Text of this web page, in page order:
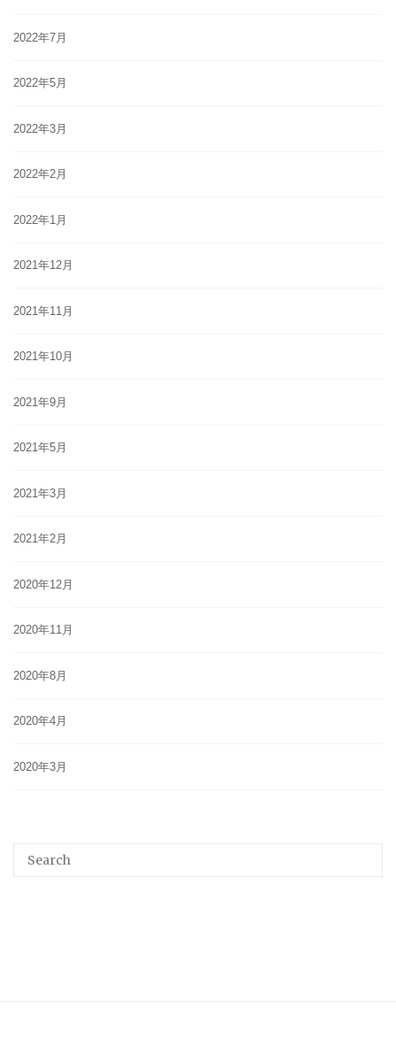
2022年7月
2022年5月
2022年3月
2022年2月
2022年1月
2021年12月
2021年11月
2021年10月
2021年9月
2021年5月
2021年3月
2021年2月
2020年12月
2020年11月
2020年8月
2020年4月
2020年3月